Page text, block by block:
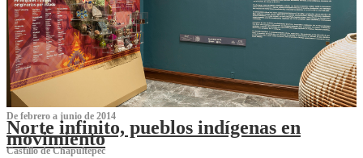
De febrero a junio de 2014
Norte infinito, pueblos indígenas en
movimiento
Castillo de Chapultepec